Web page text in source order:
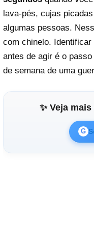
lava-pés, cujas
algumas pessoas.
com chinelo. Identificar
antes de agir é o
de semana de uma
✨ Veja
G